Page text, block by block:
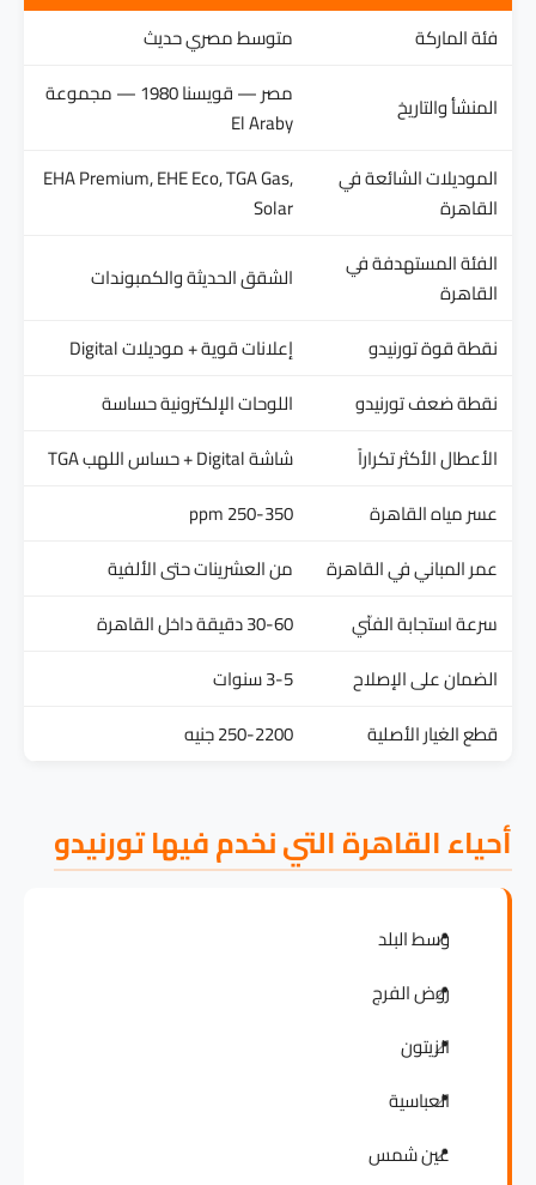
فئة الماركة
متوسط مصري حديث
المنشأ والتاريخ
مصر — قويسنا 1980 — مجموعة
El Araby
الموديلات الشائعة في
القاهرة
EHA Premium, EHE Eco, TGA Gas,
Solar
الفئة المستهدفة في
القاهرة
الشقق الحديثة والكمبوندات
نقطة قوة تورنيدو
إعلانات قوية + موديلات Digital
نقطة ضعف تورنيدو
اللوحات الإلكترونية حساسة
الأعطال الأكثر تكراراً
شاشة Digital + حساس اللهب TGA
عسر مياه القاهرة
250-350 ppm
عمر المباني في القاهرة
من العشرينات حتى الألفية
سرعة استجابة الفنّي
30-60 دقيقة داخل القاهرة
الضمان على الإصلاح
3-5 سنوات
قطع الغيار الأصلية
250-2200 جنيه
أحياء القاهرة التي نخدم فيها تورنيدو
وسط البلد
روض الفرج
الزيتون
العباسية
عين شمس